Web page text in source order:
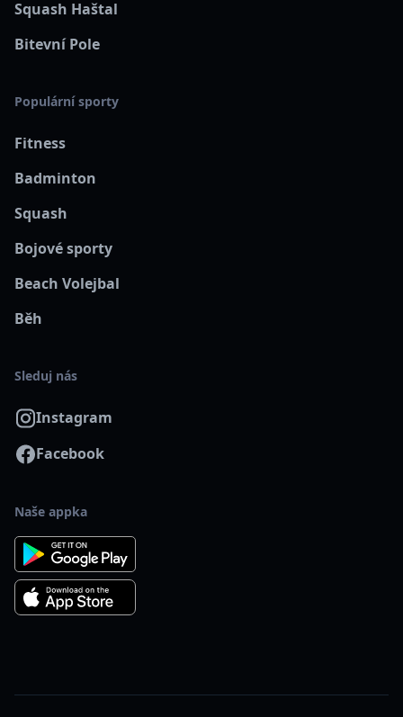
Squash Haštal
Bitevní Pole
Populární sporty
Fitness
Badminton
Squash
Bojové sporty
Beach Volejbal
Běh
Sleduj nás
Instagram
Facebook
Naše appka